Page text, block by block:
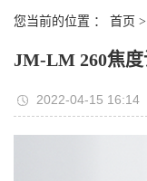
您当前的位置 ： 首页 >
JM-LM 260焦度
2022-04-15 16:14